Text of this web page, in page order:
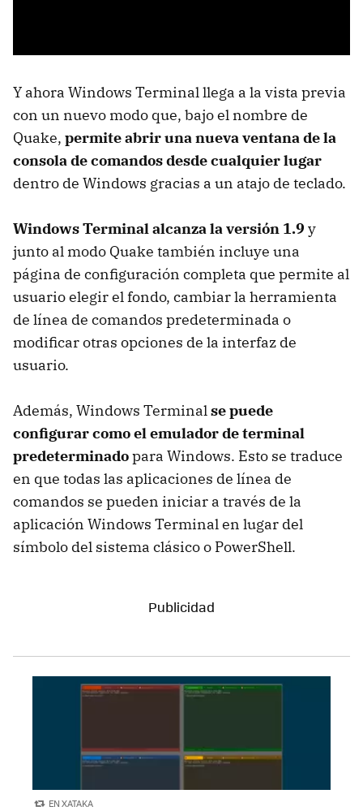
Y ahora Windows Terminal llega a la vista previa
con un nuevo modo que, bajo el nombre de
Quake, permite abrir una nueva ventana de la
consola de comandos desde cualquier lugar
dentro de Windows gracias a un atajo de teclado.
Windows Terminal alcanza la versión 1.9 y
junto al modo Quake también incluye una
página de configuración completa que permite al
usuario elegir el fondo, cambiar la herramienta
de línea de comandos predeterminada o
modificar otras opciones de la interfaz de
usuario.
Además, Windows Terminalse puede
configurar como el emulador de terminal
predeterminadopara Windows. Esto se traduce
en que todas las aplicaciones de línea de
comandos se pueden iniciar a través de la
aplicación Windows Terminal en lugar del
símbolo del sistema clásico o PowerShell.
EN XATAKA